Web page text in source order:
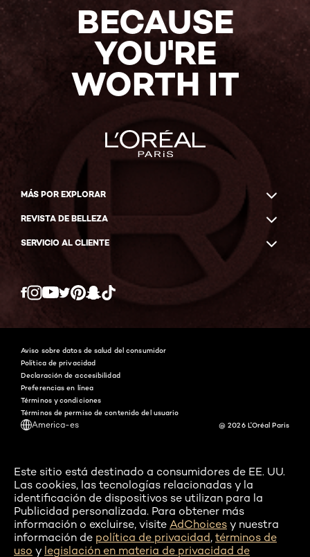
BECAUSE
YOU'RE
WORTH IT
MÁS POR EXPLORAR
REVISTA DE BELLEZA
SERVICIO AL CLIENTE
Twitter
America-es
Aviso sobre datos de salud del consumidor
Política de privacidad
Declaración de accesibilidad
Preferencias en línea
Términos y condiciones
Términos de permiso de contenido del usuario
@ 2026 L'Oréal Paris
Este sitio está destinado a consumidores de EE. UU.
Las cookies, las tecnologías relacionadas y la
identificación de dispositivos se utilizan para la
Publicidad personalizada. Para obtener más
información o excluirse, visite AdChoices y nuestra
información de política de privacidad, términos de
uso y legislación en materia de privacidad de